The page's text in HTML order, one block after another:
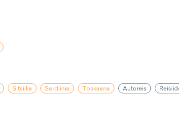
Sitsiilia Sardiinia Toskaana Autoreis